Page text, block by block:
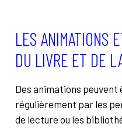
LES ANIMATIONS
DU LIVRE ET DE
Des animations
régulièrement par les
de lecture ou les